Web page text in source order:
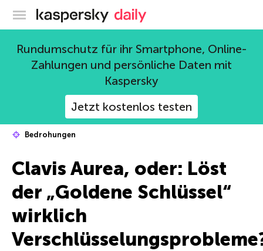
Offizieller Blog von Kaspersky
Rundumschutz für ihr Smartphone, Online-
Zahlungen und persönliche Daten mit
Kaspersky
Jetzt kostenlos testen
Bedrohungen
Clavis Aurea, oder: Löst
der „Goldene Schlüssel“
wirklich